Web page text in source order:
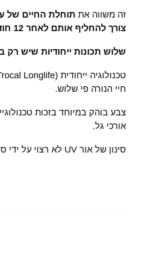
זה משווה את
צורך להחליף אותם לאחר 12 חודשים בלבד.
שלוש תכונות ייחודיות שיש רק
חיי הנורה פי שלוש.
צבע בוהק במיוחד בזכות
אורכי גל.
סינון של אור UV לא רצוי על ידי סרט הגנה UV.